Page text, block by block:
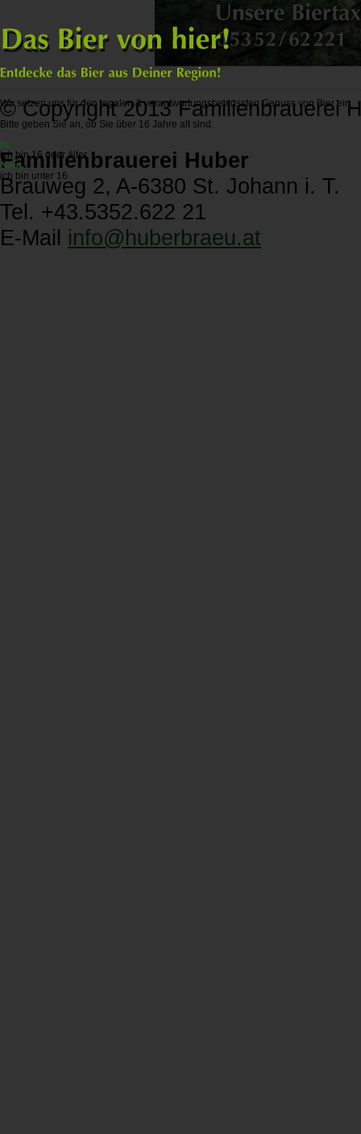
© Copyright 2013 Familienbrauerei
Familienbrauerei Huber
Brauweg 2, A-6380 St. Johann i. T.
Tel. +43.5352.622 21
E-Mail info@huberbraeu.at
Wir setzen uns für den legalen & verantwortungsbewussten Genuss von Bier ein.
Bitte geben Sie an, ob Sie über 16 Jahre alt sind.
ich bin 16 oder älter.
ich bin unter 16.